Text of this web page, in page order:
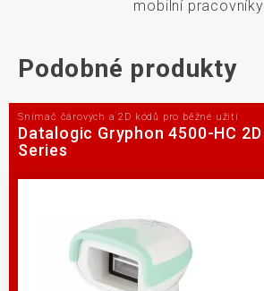
mobilní pracovníky.
Podobné produkty
Snímač čárových a 2D kódů pro běžné užití
Datalogic Gryphon 4500-HC 2D
Series